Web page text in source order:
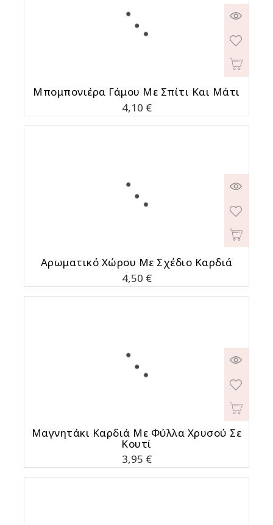
Μπομπονιέρα Γάμου Με Σπίτι Και Μάτι
Τιμή
4,10 €
Αρωματικό Χώρου Με Σχέδιο Καρδιά
Τιμή
4,50 €
Μαγνητάκι Καρδιά Με Φύλλα Χρυσού Σε
Κουτί
Τιμή
3,95 €